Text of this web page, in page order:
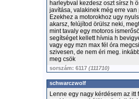
harleybval kezdesz oszt sírsz h
javítása, valakinek még erre van
Ezekhez a motorokhoz ugy
akarsz, felújítod örülsz neki,
mint tavaly egy motoros
segítséget kellett hívnia h
vagy egy mzn max fél óra
szivesen, de nem éri meg.
meg csök
sorszám: 6117 (111710)
schwarczwolf
Lenne egy nagy kérdésem az